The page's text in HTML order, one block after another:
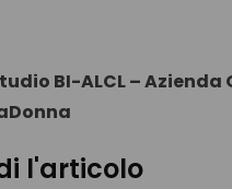
BI-ALCL –
l'articolo